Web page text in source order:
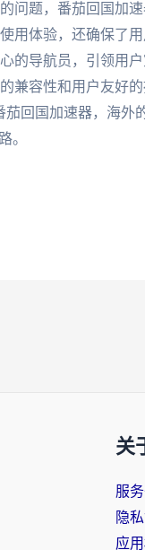
问题，番茄回国加
用体验，还确保了
的导航员，引领用
兼容性和用户友好
茄回国加速器，海
。
关
服
隐
应